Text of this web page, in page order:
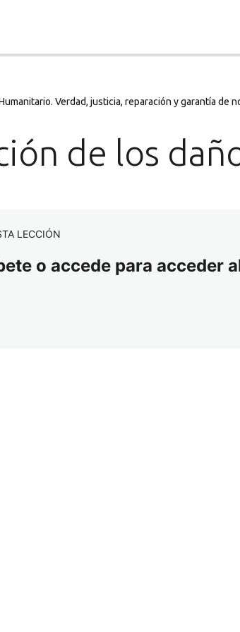
Verdad, justicia, reparación y garantía de
de los
LECCIÓN
o accede para acceder